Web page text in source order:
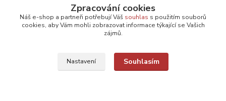
Plážový volejbal, rezervace kurtůZpracování cookies
Náš e-shop a partneři potřebují Váš souhlas s použitím souborů
cookies, aby Vám mohli zobrazovat informace týkající se Vašich
zájmů.
Nastavení Souhlasím